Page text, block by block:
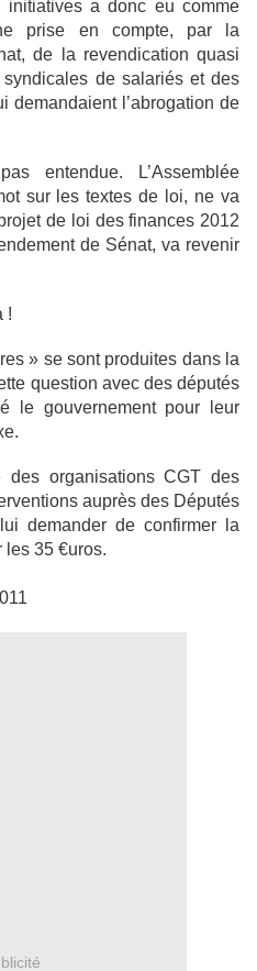
initiatives a donc eu comme
prise en compte, par la
de la revendication quasi
de salariés et des
demandaient l’abrogation de
entendue. L’Assemblée
sur les textes de loi, ne va
de loi des finances 2012
de Sénat, va revenir
!
» se sont produites dans la
question avec des députés
le gouvernement pour leur
des organisations CGT des
auprès des Députés
demander de confirmer la
les 35 €uros.